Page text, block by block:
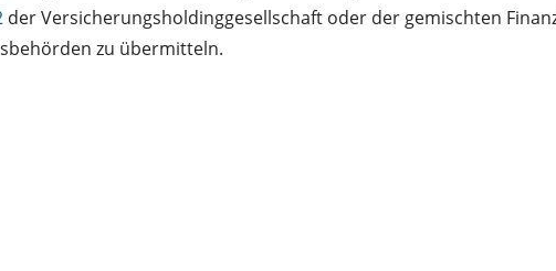
der Versicherungsholdinggesellschaft oder der gemischten
zu übermitteln.